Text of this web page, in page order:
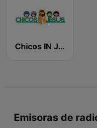
Chicos IN Jesus
Emisoras de